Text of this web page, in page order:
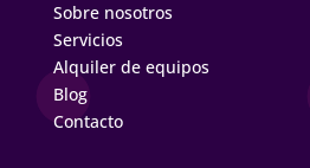
Sobre nosotros
Servicios
Alquiler de equipos
Blog
Contacto